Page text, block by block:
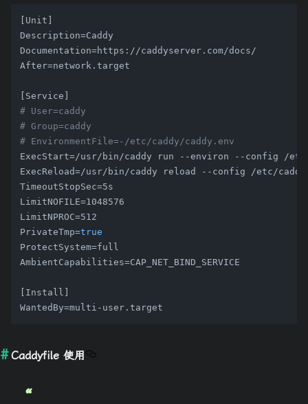
[Unit]
Description=Caddy
Documentation=https://caddyserver.com/docs/
After=network.target
# User=caddy
# Group=caddy
# EnvironmentFile=-/etc/caddy/caddy.env
ExecStart=/usr/bin/caddy run --environ --config /
ExecReload=/usr/bin/caddy reload --config /etc/
TimeoutStopSec=5s
LimitNOFILE=1048576
LimitNPROC=512
PrivateTmp=true
ProtectSystem=full
AmbientCapabilities=CAP_NET_BIND_SERVICE
[Install]
Caddyfile 使用